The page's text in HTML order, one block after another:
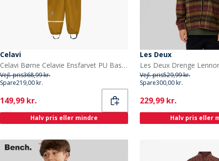
Celavi
Celavi Børne Celavie Ensfarvet PU Basis Regntøjs Sæt Buckthorn Brown
Vejl. pris368,99 kr.
Spare219,00 kr.
Current
149,99 kr.
Halv pris eller mindre
Les Deux
Vejl. pris529,99 kr.
Spare300,00 kr.
Current
229,99 kr.
Halv pris eller